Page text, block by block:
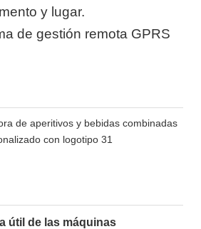
y lugar.
de gestión remota GPRS
útil de las máquinas